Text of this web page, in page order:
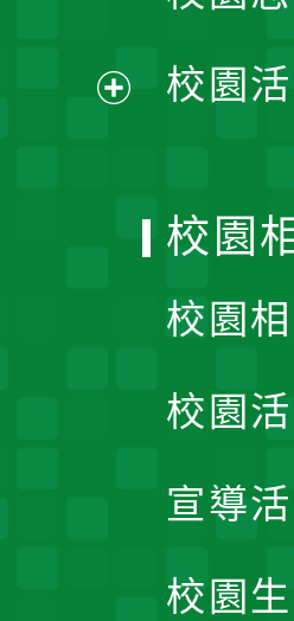
單
校園
校園
校園
校園
宣導
校園